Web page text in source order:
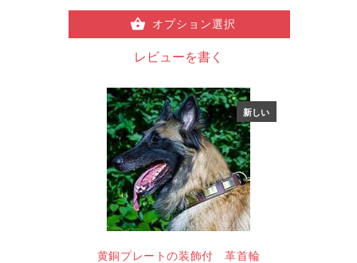
オプション選択
レビューを書く
新しい
黄銅プレートの装飾付 革首輪